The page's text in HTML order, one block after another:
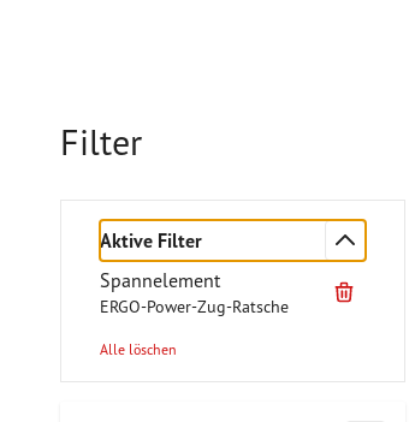
Filter
Aktive Filter
Spannelement
ERGO-Power-Zug-Ratsche
Alle löschen